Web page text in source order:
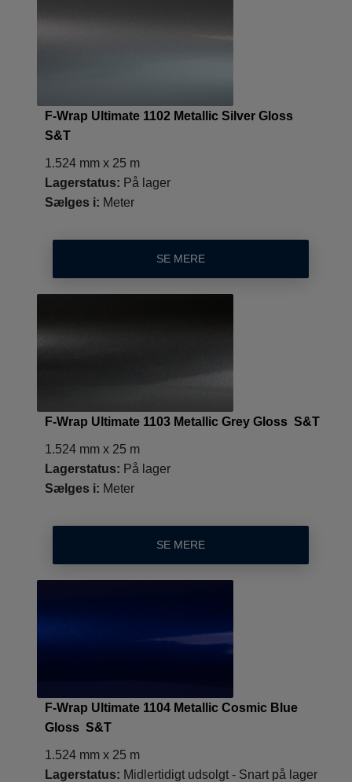
F-Wrap Ultimate 1102 Metallic Silver Gloss
S&T
1.524 mm x 25 m
Lagerstatus: På lager
Sælges i: Meter
SE MERE
F-Wrap Ultimate 1103 Metallic Grey Gloss S&T
1.524 mm x 25 m
Lagerstatus: På lager
Sælges i: Meter
SE MERE
F-Wrap Ultimate 1104 Metallic Cosmic Blue
Gloss S&T
1.524 mm x 25 m
Lagerstatus: Midlertidigt udsolgt - Snart på lager